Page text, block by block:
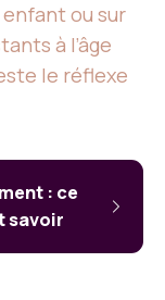
enfant ou sur
à l’âge
le réflexe
: ce
savoir